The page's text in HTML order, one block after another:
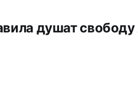
душат